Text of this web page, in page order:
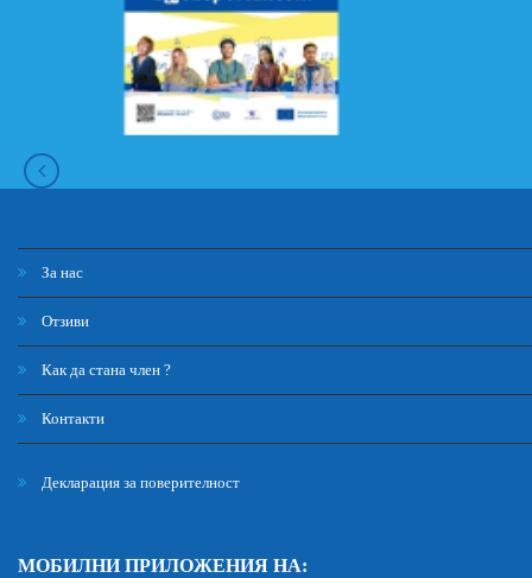
За нас
Отзиви
Как да стана член ?
Контакти
Декларация за поверителност
МОБИЛНИ ПРИЛОЖЕНИЯ НА: